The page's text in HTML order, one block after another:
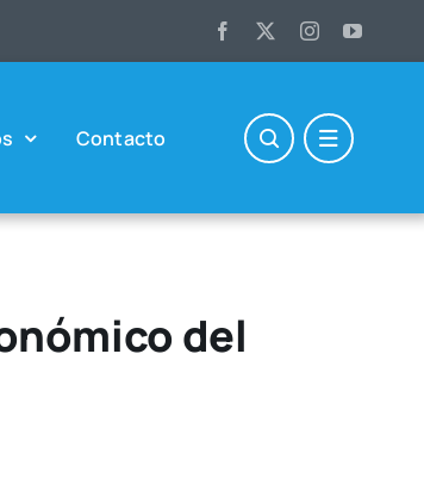
Con­tac­to
del